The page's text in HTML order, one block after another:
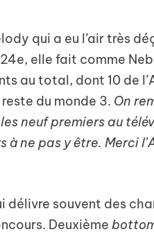
qui a eu l’air très
elle fait comme
au total, dont 10 de
du monde 3. On
neuf premiers au
à ne pas y être. Merci
délivre souvent des
Deuxième